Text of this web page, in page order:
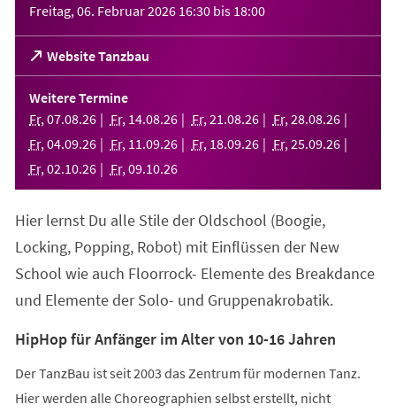
Freitag, 06. Februar 2026 16:30 bis 18:00
Website Tanzbau
(Öffnet
in
einem
neuen
Tab)
Weitere Termine
Fr, 07.08.26 Fr, 14.08.26 Fr, 21 .08.26 Fr, 28.08.26
Fr, 04.09.26 Fr, 11 .09.26 Fr, 18.09.26 Fr, 25.09.26
Fr, 02.10.26 Fr, 09.10.26
Hier lernst Du alle Stile der Oldschool (Boogie,
Locking, Popping, Robot) mit Einflüssen der New
School wie auch Floorrock- Elemente des Breakdance
und Elemente der Solo- und Gruppenakrobatik.
HipHop für Anfänger im Alter von 10-16 Jahren
Der TanzBau ist seit 2003 das Zentrum für modernen Tanz.
Hier werden alle Choreographien selbst erstellt, nicht